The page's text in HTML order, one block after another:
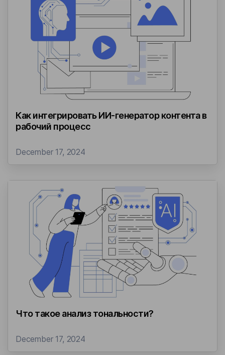
Бизнес-кейсы
Как интегрировать ИИ-генератор контента в
рабочий процесс
December 17, 2024
Что такое анализ тональности?
December 17, 2024